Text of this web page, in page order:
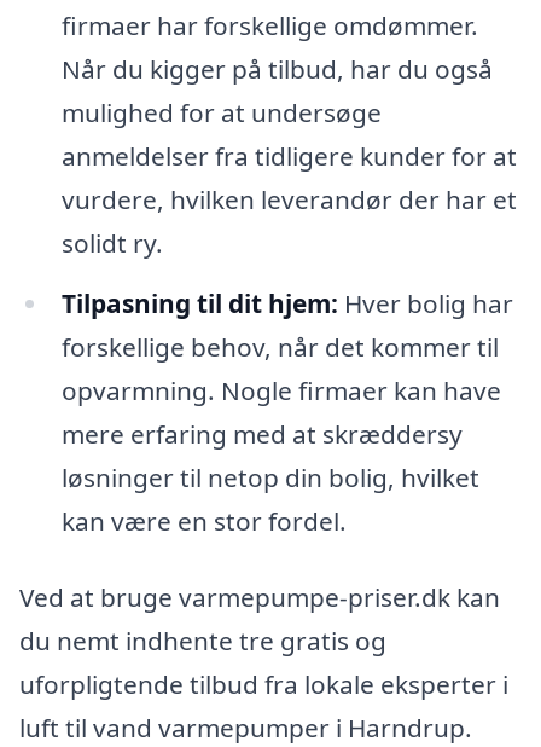
firmaer har forskellige omdømmer.
Når du kigger på tilbud, har du også
mulighed for at undersøge
anmeldelser fra tidligere kunder for at
vurdere, hvilken leverandør der har et
solidt ry.
Tilpasning til dit hjem: Hver bolig har
forskellige behov, når det kommer til
opvarmning. Nogle firmaer kan have
mere erfaring med at skræddersy
løsninger til netop din bolig, hvilket
kan være en stor fordel.
Ved at bruge varmepumpe-priser.dk kan
du nemt indhente tre gratis og
uforpligtende tilbud fra lokale eksperter i
luft til vand varmepumper i Harndrup.